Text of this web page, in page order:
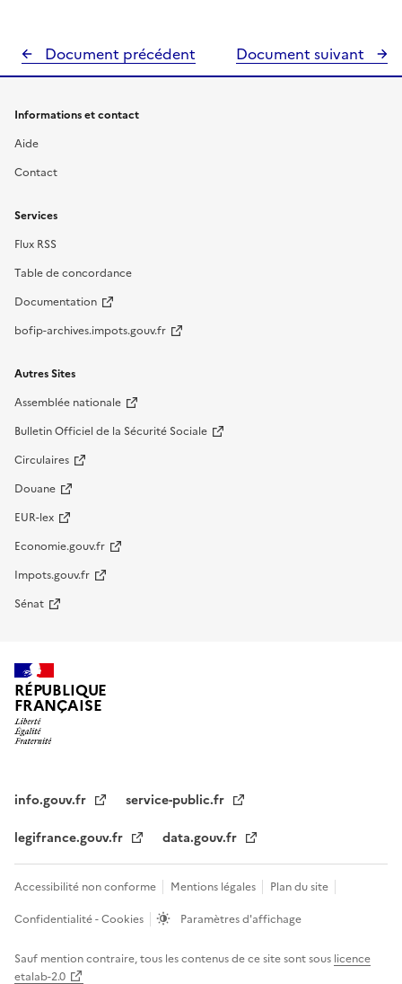
Document précédent Document suivant
Informations et contact
Aide
Contact
Services
Flux RSS
Table de concordance
Documentation
bofip-archives.impots.gouv.fr
Autres Sites
Assemblée nationale
Bulletin Officiel de la Sécurité Sociale
Circulaires
Douane
EUR-lex
Economie.gouv.fr
Impots.gouv.fr
Sénat
RÉPUBLIQUE
FRANÇAISE
info.gouv.fr
service-public.fr
legifrance.gouv.fr
data.gouv.fr
Accessibilité non conforme Mentions légales
Plan du site
Confidentialité - Cookies
Paramètres d'affichage
Sauf mention contraire, tous les contenus de ce site sont sous licence
etalab-2.0